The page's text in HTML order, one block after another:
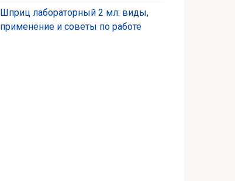
Шприц лабораторный 2 мл: виды,
применение и советы по работе